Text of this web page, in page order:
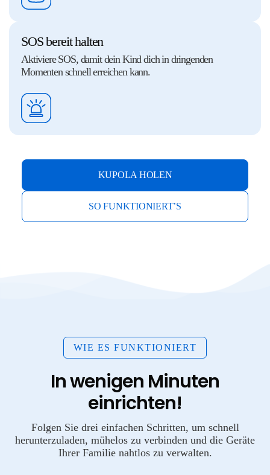
SOS bereit halten
Aktiviere SOS, damit dein Kind dich in dringenden
Momenten schnell erreichen kann.
KUPOLA HOLEN
SO FUNKTIONIERT’S
WIE ES FUNKTIONIERT
In wenigen Minuten
einrichten!
Folgen Sie drei einfachen Schritten, um schnell
herunterzuladen, mühelos zu verbinden und die Geräte
Ihrer Familie nahtlos zu verwalten.